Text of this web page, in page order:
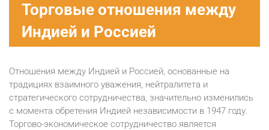
Торговые отношения между
Индией и Россией
Отношения между Индией и Россией, основанные на
традициях взаимного уважения, нейтралитета и
стратегического сотрудничества, значительно изменились
с момента обретения Индией независимости в 1947 году.
Торгово-экономическое сотрудничество является